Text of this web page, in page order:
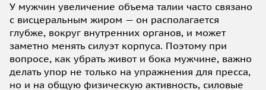
У мужчин увеличение объема талии часто связано
с висцеральным жиром — он располагается
глубже, вокруг внутренних органов, и может
заметно менять силуэт корпуса. Поэтому при
вопросе, как убрать живот и бока мужчине, важно
делать упор не только на упражнения для пресса,
но и на общую физическую активность, силовые